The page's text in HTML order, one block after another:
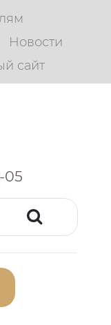
Новости
сайт
05